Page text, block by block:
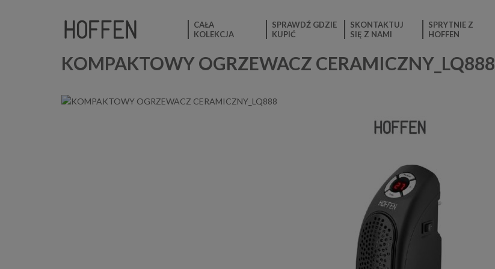
CAŁA
KOLEKCJA
SPRAWDŹ GDZIE
KUPIĆ
SKONTAKTUJ
SIĘ Z NAMI
SPRYTNIE Z
HOFFEN
KOMPAKTOWY OGRZEWACZ CERAMICZNY_LQ888